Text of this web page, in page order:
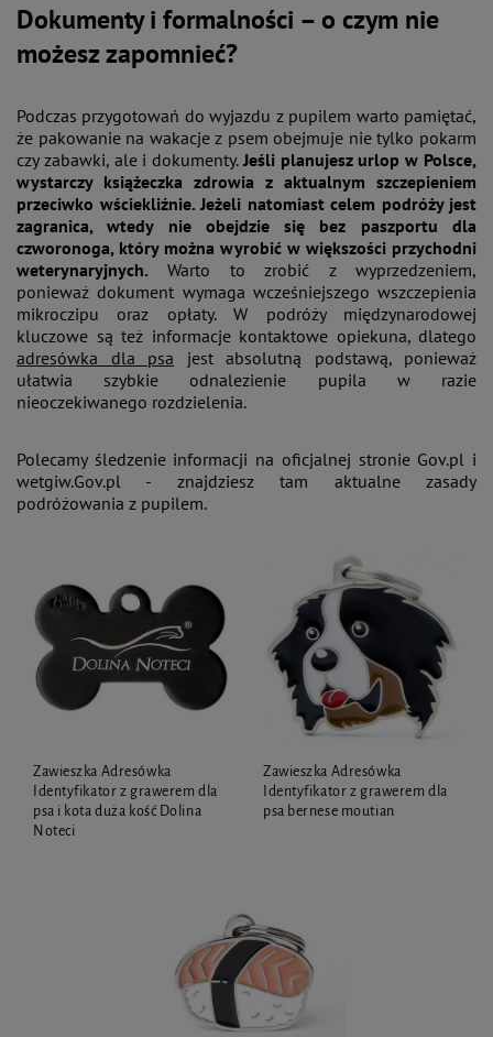
Dokumenty i formalności – o czym nie
możesz zapomnieć?
Podczas przygotowań do wyjazdu z pupilem warto pamiętać,
że pakowanie na wakacje z psem obejmuje nie tylko pokarm
czy zabawki, ale i dokumenty. Jeśli planujesz urlop w Polsce,
wystarczy książeczka zdrowia z aktualnym szczepieniem
przeciwko wściekliźnie. Jeżeli natomiast celem podróży jest
zagranica, wtedy nie obejdzie się bez paszportu dla
czworonoga, który można wyrobić w większości przychodni
weterynaryjnych. Warto to zrobić z wyprzedzeniem,
ponieważ dokument wymaga wcześniejszego wszczepienia
mikroczipu oraz opłaty. W podróży międzynarodowej
kluczowe są też informacje kontaktowe opiekuna, dlatego
adresówka dla psa jest absolutną podstawą, ponieważ
ułatwia szybkie odnalezienie pupila w razie
nieoczekiwanego rozdzielenia.
Polecamy śledzenie informacji na oficjalnej stronie Gov.pl i
wetgiw.Gov.pl - znajdziesz tam aktualne zasady
podróżowania z pupilem.
Zawieszka Adresówka
Identyfikator z grawerem dla
psa i kota duża kość Dolina
Noteci
Zawieszka Adresówka
Identyfikator z grawerem dla
psa bernese moutian